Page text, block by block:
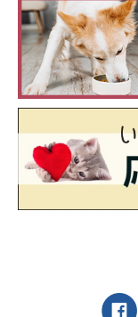
関連記
「大
段を
愛い♡
茶々丸
発見！
したく
い主さ
写真提供・取材協力